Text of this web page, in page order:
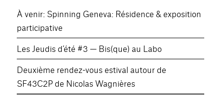
À venir: Spinning Geneva: Résidence & exposition
participative
Les Jeudis d’été #3 — Bis(que) au Labo
Deuxième rendez-vous estival autour de
SF43C2P de Nicolas Wagnières